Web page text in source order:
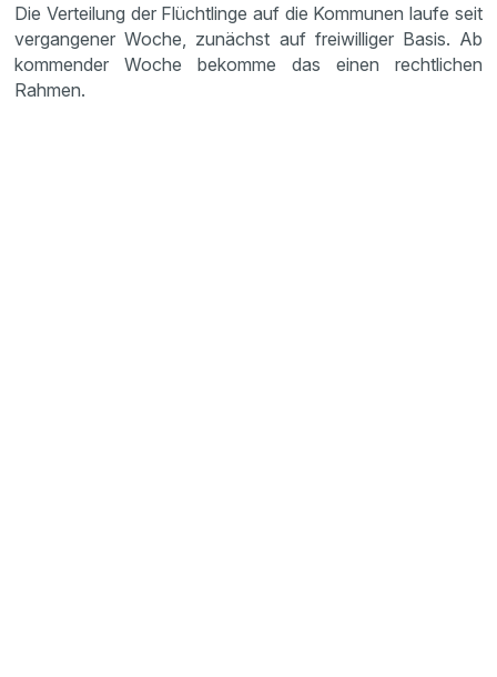
Die Verteilung der Flüchtlinge auf die Kommunen laufe seit
vergangener Woche, zunächst auf freiwilliger Basis. Ab
kommender Woche bekomme das einen rechtlichen
Rahmen.